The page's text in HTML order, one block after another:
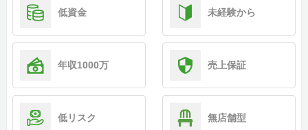
低資金 未経験から
年収1000万 売上保証
低リスク 無店舗型